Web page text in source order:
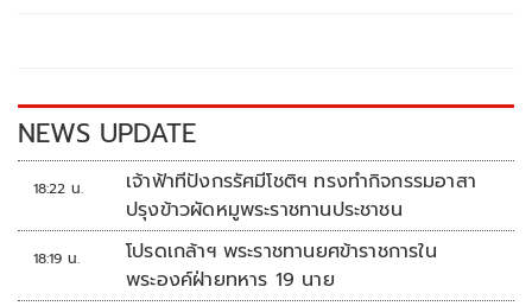
k k
NEWS UPDATE
18:22 น.
เจ้าฟ้าทีปังกรรัศมีโชติฯ ทรงทำกิจกรรมอาสา
ปรุงข้าวผัดหมูพระราชทานประชาชน
18:19 น.
โปรดเกล้าฯ พระราชทานยศข้าราชการใน
พระองค์ฝ่ายทหาร 19 นาย